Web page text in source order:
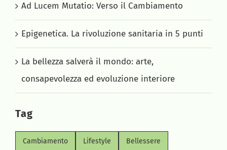
BLOG
CONTATTI
Ad Lucem Mutatio: Verso il Cambiamento
Epigenetica. La rivoluzione sanitaria in 5 punti
La bellezza salverà il mondo: arte,
consapevolezza ed evoluzione interiore
Tag
Cambiamento Lifestyle Bellessere